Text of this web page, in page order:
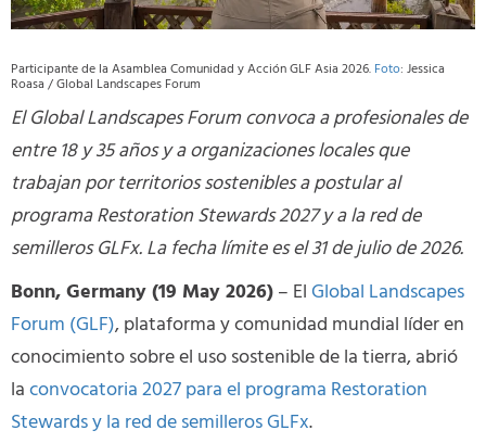
Participante de la Asamblea Comunidad y Acción GLF Asia 2026. Foto: Jessica
Roasa / Global Landscapes Forum
El Global Landscapes Forum convoca a profesionales de
entre 18 y 35 años y a organizaciones locales que
trabajan por territorios sostenibles a postular al
programa Restoration Stewards 2027 y a la red de
semilleros GLFx. La fecha límite es el 31 de julio de 2026.
Bonn, Germany (19 May 2026)– El Global Landscapes
Forum (GLF), plataforma y comunidad mundial líder en
conocimiento sobre el uso sostenible de la tierra, abrió
laconvocatoria 2027 para el programa Restoration
Stewards y la red de semilleros GLFx.